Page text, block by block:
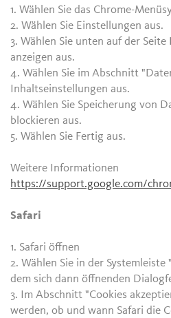
1. Wählen Sie das Chrome-
2. Wählen Sie Einstellungen aus.
3. Wählen Sie unten auf der
anzeigen aus.
4. Wählen Sie im Abschnitt
Inhaltseinstellungen aus.
4. Wählen Sie Speicherung von
blockieren aus.
5. Wählen Sie Fertig aus.
Weitere Informationen
https://support.google.com/
Safari
1. Safari öffnen
2. Wählen Sie in der
dem sich dann öffnenden
3. Im Abschnitt "Cookies
werden, ob und wann Safari die